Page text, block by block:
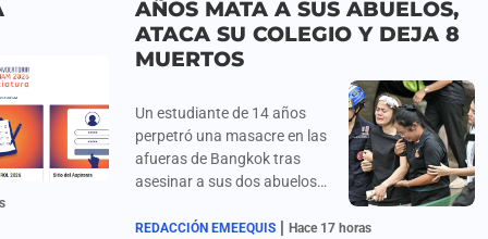
AÑOS MATA A SUS ABUELOS,
ATACA SU COLEGIO Y DEJA 8
MUERTOS
Un estudiante de 14 años
perpetró una masacre en las
afueras de Bangkok tras
asesinar a sus dos abuelos
apoderarse de una pistola,
REDACCIÓN EMEEQUIS | Hace 17 horas